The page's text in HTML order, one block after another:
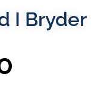
I Bryder